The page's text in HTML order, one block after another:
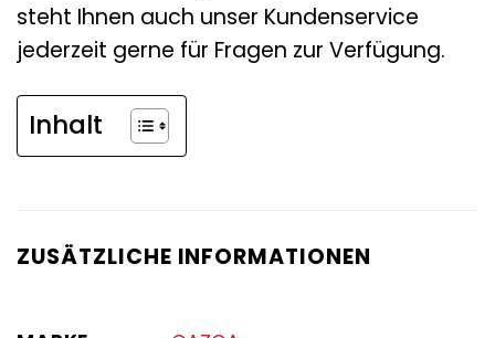
steht Ihnen auch unser Kundenservice
jederzeit gerne für Fragen zur Verfügung.
Inhalt
ZUSÄTZLICHE INFORMATIONEN